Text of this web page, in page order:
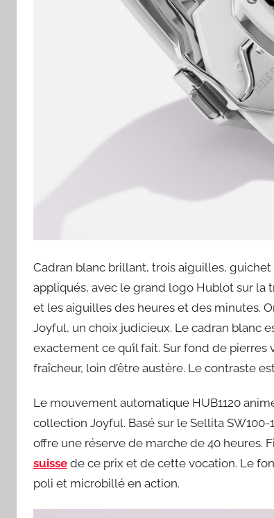
Cadran blanc brillant, trois aiguilles, guichet
appliqués, avec le grand logo Hublot sur la
et les aiguilles des heures et des minutes.
Joyful, un choix judicieux. Le cadran blanc
exactement ce qu’il fait. Sur fond de
fraîcheur, loin d’être austère. Le contraste
Le mouvement automatique HUB1120
collection Joyful. Basé sur le Sellita
offre une réserve de marche de 40 heures.
suisse de ce prix et de cette vocation. Le
poli et microbillé en action.